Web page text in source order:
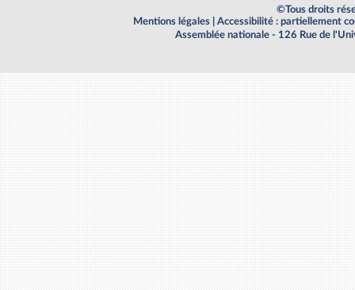
©Tous droits
Mentions légales
Accessibilité : partiellement
Assemblée nationale - 126 Rue de